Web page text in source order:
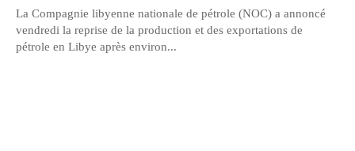
La Compagnie libyenne nationale de pétrole (NOC) a annoncé
vendredi la reprise de la production et des exportations de
pétrole en Libye après environ...